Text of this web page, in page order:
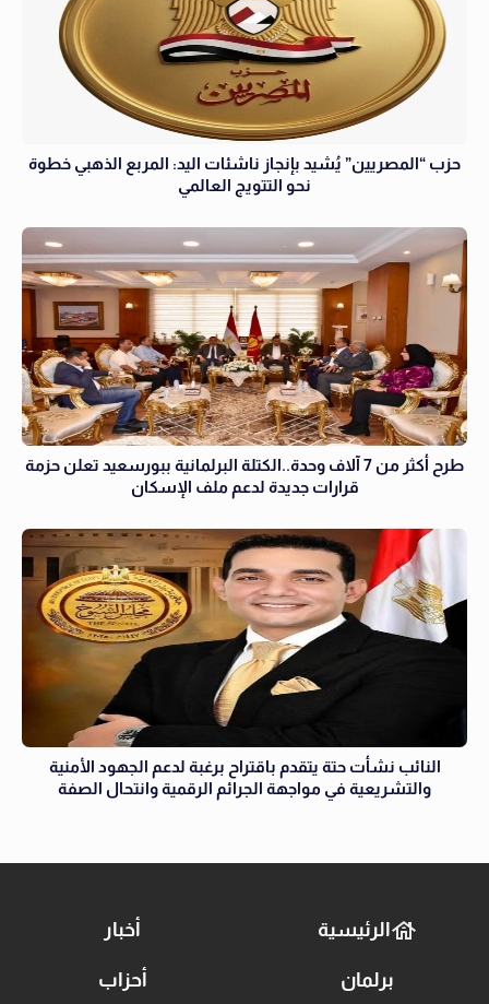
حزب “المصريين” يُشيد بإنجاز ناشئات اليد: المربع الذهبي خطوة
نحو التتويج العالمي
طرح أكثر من 7 آلاف وحدة..الكتلة البرلمانية ببورسعيد تعلن حزمة
قرارات جديدة لدعم ملف الإسكان
النائب نشأت حتة يتقدم باقتراح برغبة لدعم الجهود الأمنية
والتشريعية في مواجهة الجرائم الرقمية وانتحال الصفة
الرئيسية أخبار
برلمان أحزاب